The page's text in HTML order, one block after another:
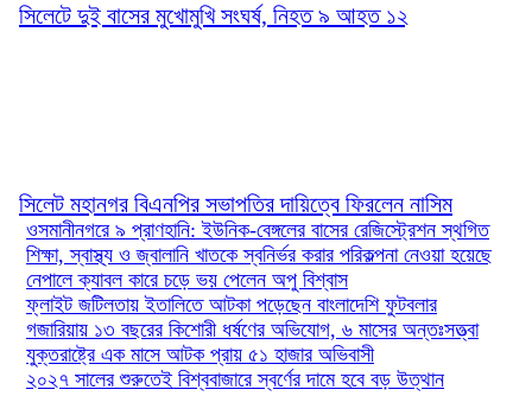
সিলেটে দুই বাসের মুখোমুখি সংঘর্ষ, নিহত ৯ আহত ১২
সিলেট মহানগর বিএনপির সভাপতির দায়িত্বে ফিরলেন নাসিম
ওসমানীনগরে ৯ প্রাণহানি: ইউনিক-বেঙ্গলের বাসের রেজিস্ট্রেশন স্থগিত
শিক্ষা, স্বাস্থ্য ও জ্বালানি খাতকে স্বনির্ভর করার পরিকল্পনা নেওয়া হয়েছে
নেপালে ক্যাবল কারে চড়ে ভয় পেলেন অপু বিশ্বাস
ফ্লাইট জটিলতায় ইতালিতে আটকা পড়েছেন বাংলাদেশি ফুটবলার
গজারিয়ায় ১৩ বছরের কিশোরী ধর্ষণের অভিযোগ, ৬ মাসের অন্তঃসত্ত্বা
যুক্তরাষ্ট্রে এক মাসে আটক প্রায় ৫১ হাজার অভিবাসী
২০২৭ সালের শুরুতেই বিশ্ববাজারে স্বর্ণের দামে হবে বড় উত্থান